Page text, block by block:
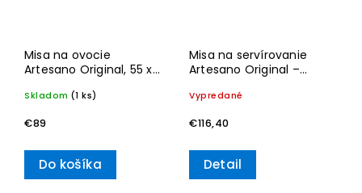
Misa na ovocie
Artesano Original, 55 x
Skladom (1 ks)
€89
Do košíka
Misa na servírovanie
Artesano Original –
Vypredané
€116,40
Detail